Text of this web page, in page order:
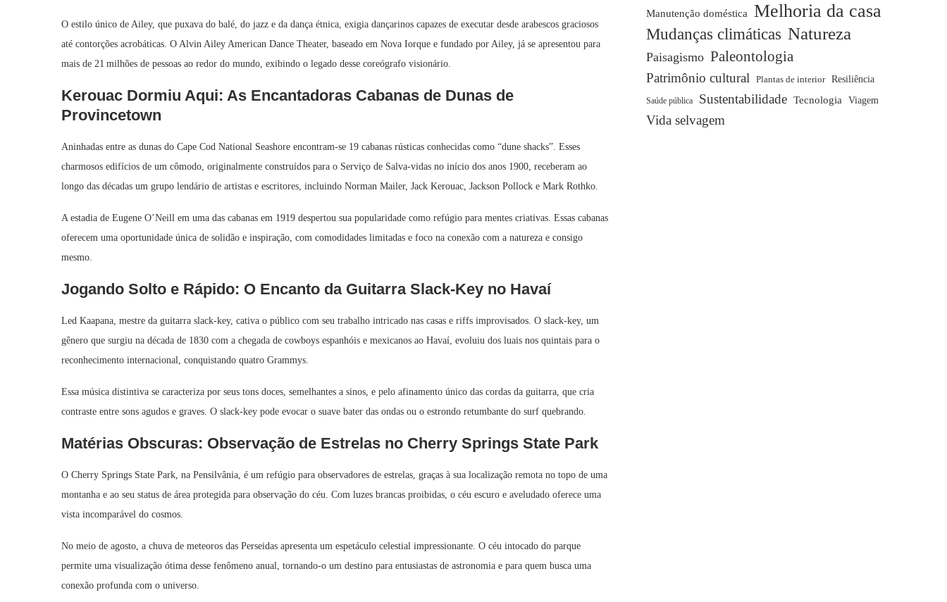
O estilo único de Ailey, que puxava do balé, do jazz e da dança étnica, exigia dançarinos capazes de executar desde arabescos graciosos
até contorções acrobáticas. O Alvin Ailey American Dance Theater, baseado em Nova Iorque e fundado por Ailey, já se apresentou para
mais de 21 milhões de pessoas ao redor do mundo, exibindo o legado desse coreógrafo visionário.
Kerouac Dormiu Aqui: As Encantadoras Cabanas de Dunas de
Provincetown
Aninhadas entre as dunas do Cape Cod National Seashore encontram‑se 19 cabanas rústicas conhecidas como “dune shacks”. Esses
charmosos edifícios de um cômodo, originalmente construídos para o Serviço de Salva‑vidas no início dos anos 1900, receberam ao
longo das décadas um grupo lendário de artistas e escritores, incluindo Norman Mailer, Jack Kerouac, Jackson Pollock e Mark Rothko.
A estadia de Eugene O’Neill em uma das cabanas em 1919 despertou sua popularidade como refúgio para mentes criativas. Essas cabanas
oferecem uma oportunidade única de solidão e inspiração, com comodidades limitadas e foco na conexão com a natureza e consigo
mesmo.
Jogando Solto e Rápido: O Encanto da Guitarra Slack‑Key no Havaí
Led Kaapana, mestre da guitarra slack‑key, cativa o público com seu trabalho intricado nas casas e riffs improvisados. O slack‑key, um
gênero que surgiu na década de 1830 com a chegada de cowboys espanhóis e mexicanos ao Havaí, evoluiu dos luais nos quintais para o
reconhecimento internacional, conquistando quatro Grammys.
Essa música distintiva se caracteriza por seus tons doces, semelhantes a sinos, e pelo afinamento único das cordas da guitarra, que cria
contraste entre sons agudos e graves. O slack‑key pode evocar o suave bater das ondas ou o estrondo retumbante do surf quebrando.
Matérias Obscuras: Observação de Estrelas no Cherry Springs State Park
O Cherry Springs State Park, na Pensilvânia, é um refúgio para observadores de estrelas, graças à sua localização remota no topo de uma
montanha e ao seu status de área protegida para observação do céu. Com luzes brancas proibidas, o céu escuro e aveludado oferece uma
vista incomparável do cosmos.
No meio de agosto, a chuva de meteoros das Perseidas apresenta um espetáculo celestial impressionante. O céu intocado do parque
permite uma visualização ótima desse fenômeno anual, tornando‑o um destino para entusiastas de astronomia e para quem busca uma
conexão profunda com o universo.
Manutenção doméstica Melhoria da casa
Mudanças climáticas Natureza
Paisagismo Paleontologia
Patrimônio cultural Plantas de interior Resiliência
Saúde pública Sustentabilidade Tecnologia Viagem
Vida selvagem